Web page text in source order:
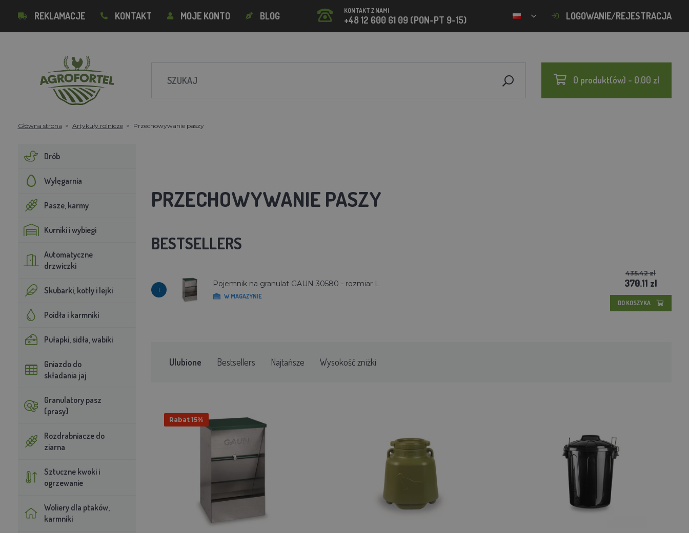
REKLAMACJE KONTAKT MOJE KONTO BLOG KONTAKT Z NAMI
+48 12 600 61 09 (PON-PT 9-15) LOGOWANIE/REJESTRACJA
0 produkt(ów) - 0.00 zl
Główna strona Artykuły rolnicze Przechowywanie paszy
Drób
Wylęgarnia
Pasze, karmy
Kurniki i wybiegi
Automatyczne
drzwiczki
Skubarki, kotły i lejki
Poidła i karmniki
Pułapki, sidła, wabiki
Gniazdo do
składania jaj
Granulatory pasz
(prasy)
Rozdrabniacze do
ziarna
Sztuczne kwoki i
ogrzewanie
Woliery dla ptaków,
karmniki
PRZECHOWYWANIE PASZY
BESTSELLERS
1
Pojemnik na granulat GAUN 30580 - rozmiar L
W MAGAZYNIE
435.42 zl
370.11 zl
DO KOSZYKA
Ulubione Bestsellers Najtańsze Wysokość zniżki
Rabat 15%